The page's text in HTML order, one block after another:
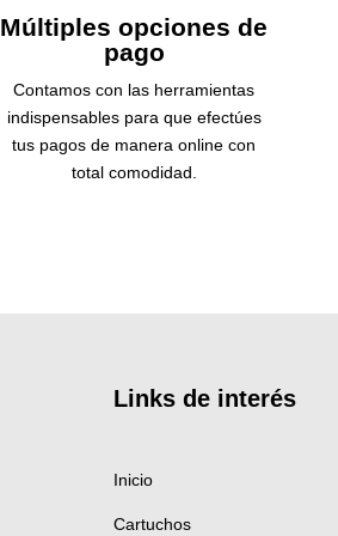
Múltiples opciones de
pago
Contamos con las herramientas
indispensables para que efectúes
tus pagos de manera online con
total comodidad.
Links de interés
Inicio
Cartuchos